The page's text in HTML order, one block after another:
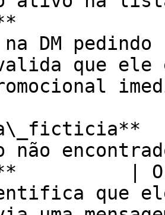
|
na DM
que
não
| O
que